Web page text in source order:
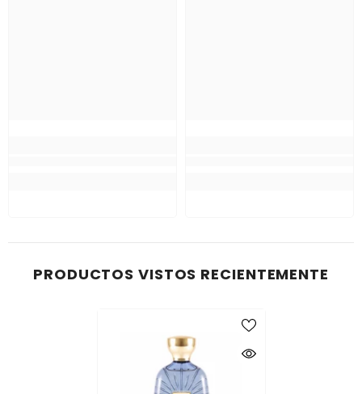
PRODUCTOS VISTOS RECIENTEMENTE